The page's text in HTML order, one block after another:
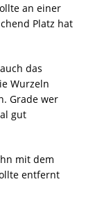
an einer
Platz hat
das
Wurzeln
Grade wer
gut
mit dem
entfernt